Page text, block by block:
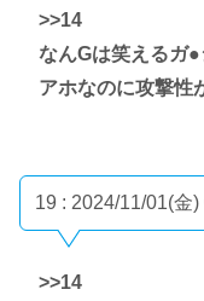
>>14
なんGは笑えるガ
アホなのに攻撃性
19 : 2024/11/01(金
>>14